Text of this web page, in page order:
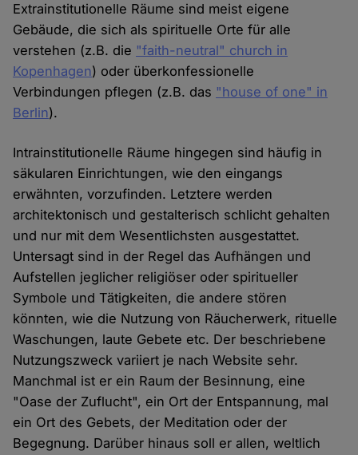
Extrainstitutionelle Räume sind meist eigene
Gebäude, die sich als spirituelle Orte für alle
verstehen (z.B. die "faith-neutral" church in
Kopenhagen) oder überkonfessionelle
Verbindungen pflegen (z.B. das "house of one" in
Berlin).
Intrainstitutionelle Räume hingegen sind häufig in
säkularen Einrichtungen, wie den eingangs
erwähnten, vorzufinden. Letztere werden
architektonisch und gestalterisch schlicht gehalten
und nur mit dem Wesentlichsten ausgestattet.
Untersagt sind in der Regel das Aufhängen und
Aufstellen jeglicher religiöser oder spiritueller
Symbole und Tätigkeiten, die andere stören
könnten, wie die Nutzung von Räucherwerk, rituelle
Waschungen, laute Gebete etc. Der beschriebene
Nutzungszweck variiert je nach Website sehr.
Manchmal ist er ein Raum der Besinnung, eine
"Oase der Zuflucht", ein Ort der Entspannung, mal
ein Ort des Gebets, der Meditation oder der
Begegnung. Darüber hinaus soll er allen, weltlich